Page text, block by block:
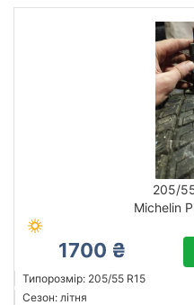
205/
Michelin
1700 ₴
Типорозмір: 205/55 R15
Сезон: літня
Залишок протектора мм.
Bridgestone
Falken